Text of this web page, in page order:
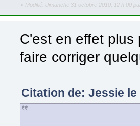
« Modifié: dimanche 31 octobre 2010, 12 h 00
C'est en effet
faire corriger
Citation de: Jessie le